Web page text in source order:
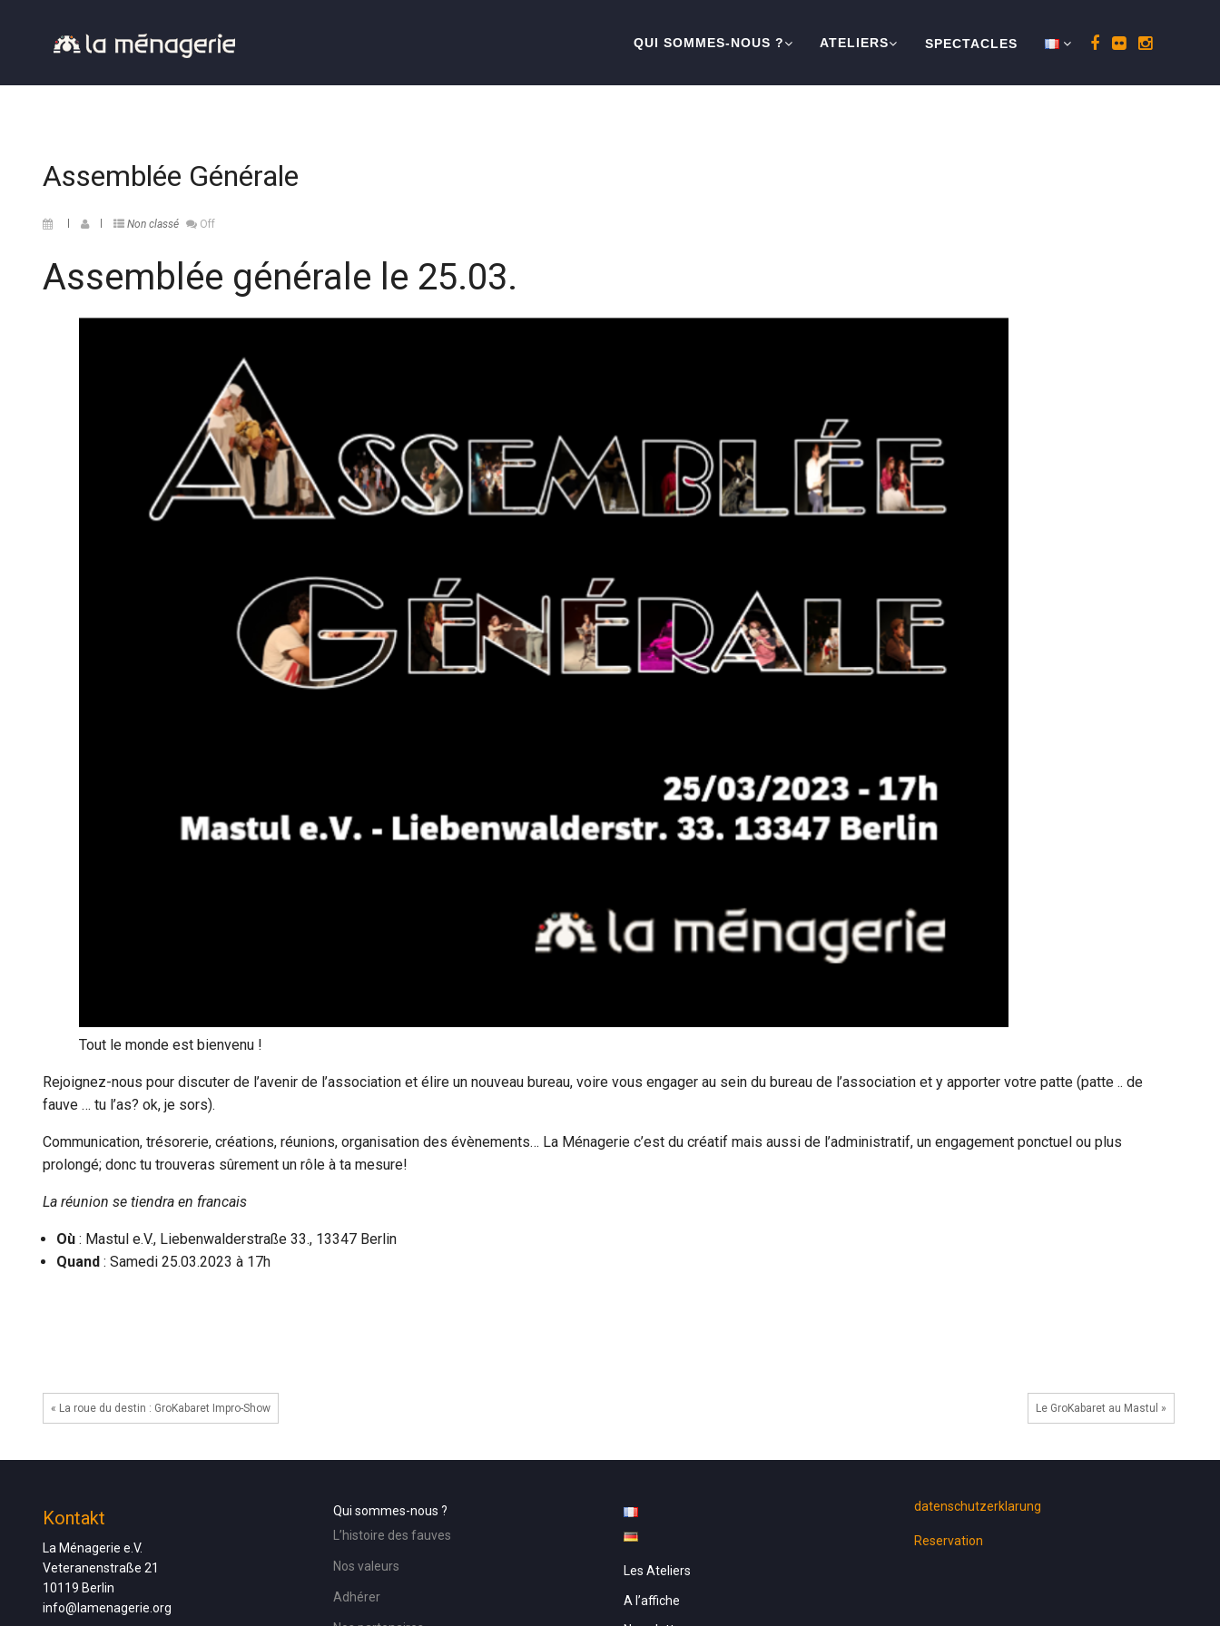
QUI SOMMES-NOUS ? ATELIERS SPECTACLES
Assemblée Générale
Non classé Off
Assemblée générale le 25.03.
Tout le monde est bienvenu !
Rejoignez-nous pour discuter de l’avenir de l’association et élire un nouveau bureau, voire vous engager au sein du bureau de l’association et y apporter votre patte (patte .. de
fauve … tu l’as? ok, je sors).
Communication, trésorerie, créations, réunions, organisation des évènements… La Ménagerie c’est du créatif mais aussi de l’administratif, un engagement ponctuel ou plus
prolongé; donc tu trouveras sûrement un rôle à ta mesure!
La réunion se tiendra en francais
Où : Mastul e.V., Liebenwalderstraße 33., 13347 Berlin
Quand : Samedi 25.03.2023 à 17h
« La roue du destin : GroKabaret Impro-Show Le GroKabaret au Mastul »
Kontakt
La Ménagerie e.V.
Veteranenstraße 21
10119 Berlin
info@lamenagerie.org
Qui sommes-nous ?
L’histoire des fauves
Nos valeurs
Adhérer
Les Ateliers
A l’affiche
datenschutzerklarung
Reservation